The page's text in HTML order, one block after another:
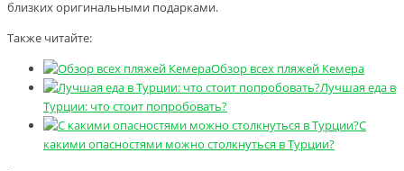
близких оригинальными подарками.
Также читайте:
Обзор всех пляжей Кемера
Лучшая еда в
Турции: что стоит попробовать?
С
какими опасностями можно столкнуться в Турции?